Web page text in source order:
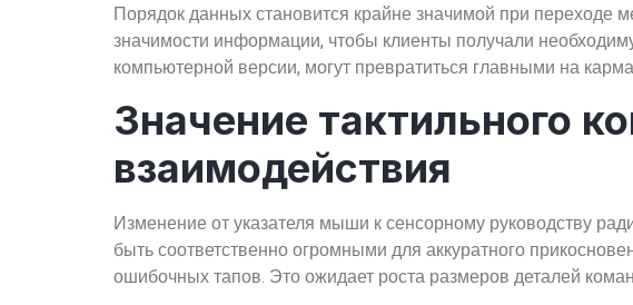
Порядок данных становится крайне значимой при переходе
значимости информации, чтобы клиенты получали
компьютерной версии, могут превратиться главными на
Значение тактильного
взаимодействия
Изменение от указателя мыши к сенсорному руководству
быть соответственно огромными для аккуратного
ошибочных тапов. Это ожидает роста размеров деталей